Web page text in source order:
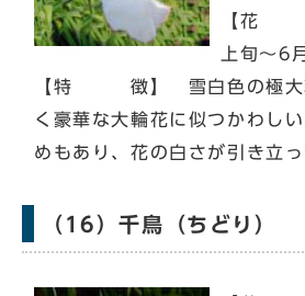
【花
上旬～6
【特 徴】 雪白色の極大
く豪華な大輪花に似つかわし
めもあり、花の白さが引き立っ
（16）千鳥（ちどり）